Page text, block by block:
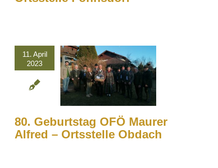
11. April
2023
80. Geburtstag OFÖ Maurer
Alfred – Ortsstelle Obdach